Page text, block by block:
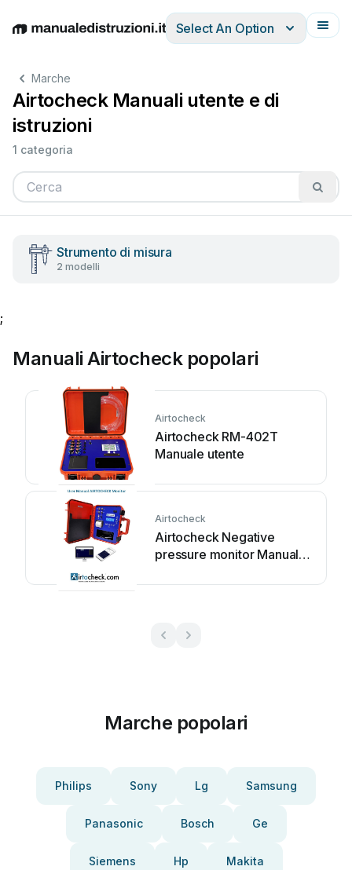
EnglishDeutschEspañolItalianoFrançais
Select An Option
Marche
Airtocheck Manuali utente e di
istruzioni
1 categoria
Strumento di misura
2 modelli
;
Manuali Airtocheck popolari
Airtocheck
Airtocheck RM-402T
Manuale utente
Airtocheck
Airtocheck Negative
pressure monitor Manuale
Marche popolari
Philips Sony Lg Samsung
Panasonic Bosch Ge
Siemens Hp Makita